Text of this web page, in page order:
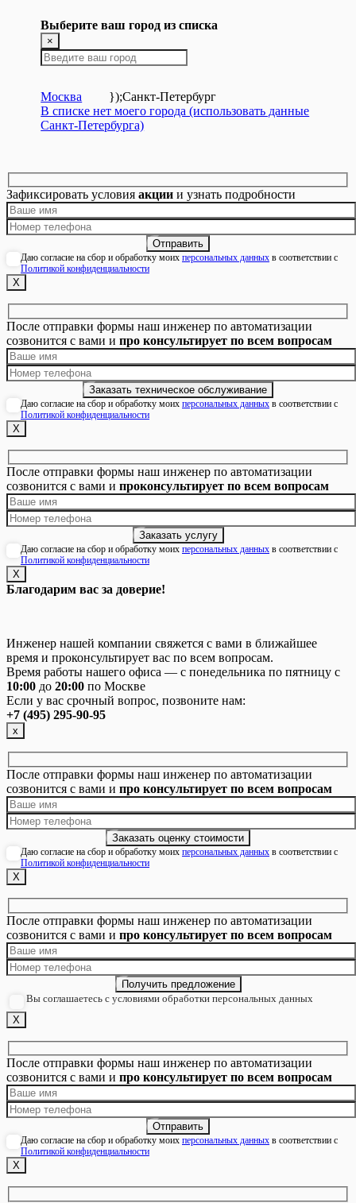
Выберите ваш город из списка
×
Москва });Санкт-Петербург
В списке нет моего города (использовать данные
Санкт-Петербурга)
Зафиксировать условия акции и узнать подробности
Даю согласие на сбор и обработку моих персональных данных в соответствии с
Политикой конфиденциальности
Х
После отправки формы наш инженер по автоматизации
созвонится с вами и про консультирует по всем вопросам
Даю согласие на сбор и обработку моих персональных данных в соответствии с
Политикой конфиденциальности
Х
После отправки формы наш инженер по автоматизации
созвонится с вами и проконсультирует по всем вопросам
Даю согласие на сбор и обработку моих персональных данных в соответствии с
Политикой конфиденциальности
Х
Благодарим вас за доверие!
Инженер нашей компании свяжется с вами в ближайшее
время и проконсультирует вас по всем вопросам.
Время работы нашего офиса — с понедельника по пятницу с
10:00 до 20:00 по Москве
Если у вас срочный вопрос, позвоните нам:
+7 (495) 295-90-95
х
После отправки формы наш инженер по автоматизации
созвонится с вами и про консультирует по всем вопросам
Даю согласие на сбор и обработку моих персональных данных в соответствии с
Политикой конфиденциальности
Х
После отправки формы наш инженер по автоматизации
созвонится с вами и про консультирует по всем вопросам
Вы соглашаетесь с условиями обработки персональных данных
Х
После отправки формы наш инженер по автоматизации
созвонится с вами и про консультирует по всем вопросам
Даю согласие на сбор и обработку моих персональных данных в соответствии с
Политикой конфиденциальности
Х